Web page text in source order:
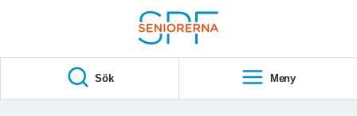
S
A
Sök Meny